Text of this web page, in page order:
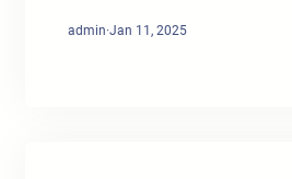
admin·Jan 11, 2025